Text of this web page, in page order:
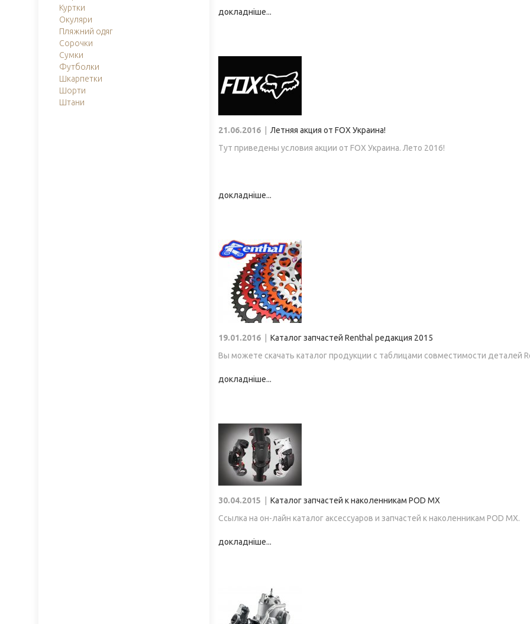
Куртки
Окуляри
Пляжний одяг
Сорочки
Сумки
Футболки
Шкарпетки
Шорти
Штани
докладніше...
21.06.2016| Летняя акция от FOX Украина!
Тут приведены условия акции от FOX Украина. Лето 2016!
докладніше...
19.01.2016| Каталог запчастей Renthal редакция 2015
Вы можете скачать каталог продукции с таблицами совместимости деталей
докладніше...
30.04.2015
Каталог запчастей к наколенникам POD MX
Ссылка на он-лайн каталог аксессуаров и запчастей к наколенникам POD MX.
докладніше...